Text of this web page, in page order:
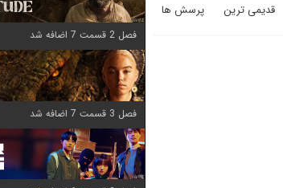
قدیمی ترین پرسش ها
فصل 2 قسمت 7 اضافه شد
فصل 3 قسمت 7 اضافه شد